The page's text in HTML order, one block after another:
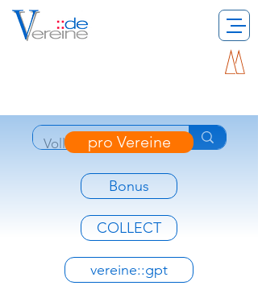
pro Vereine
Bonus
COLLECT
vereine::gpt